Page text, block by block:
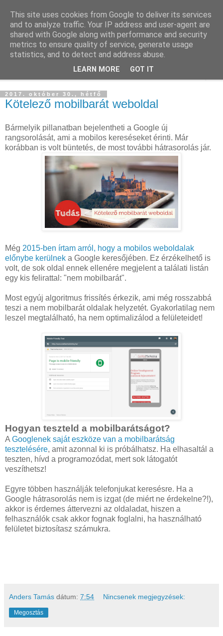
Szállás Marketing
Ingyenes marketing tudásforrás a turisztikai szakmának
2017. október 30., hétfő
Kötelező mobilbarát weboldal
Bármelyik pillanatban bejelentheti a Google új
rangsorolását, ami a mobilos kereséseket érinti. Már
korábban is volt büntetés, de most további hátrasorolás jár.
Még 2015-ben írtam arról, hogy a mobilos weboldalak
előnybe kerülnek a Google keresőjében. Ez érzékelhető is
volt, de sok oldal ennek ellenére megjelent a találati listán
egy kis felirattal: "nem mobilbarát".
Most egyúj algoritmus frissítés érkezik, ami még rosszabbá
teszi a nem mobilbarát oldalak helyzetét. Gyakorlatilag nem
leszel megtalálható, ha nem optimalizálod a felületeidet!
Hogyan teszteld a mobilbarátságot?
A Googlenek saját eszköze van a mobilbarátság
tesztelésére, amit azonnal ki is próbálhatsz. Ha elhasaltál a
teszten, hívd a programozódat, mert sok látogatót
veszíthetsz!
Egyre többen használják telefonjukat keresésre. Ha a
Google hátrasorolás nem is izgat (de miért ne érdekelne?!),
akkor is érdemes áttervezni az oldaladat, hiszen a
felhasználók csak akkor fognak foglalni, ha használható
felületet biztosítasz számukra.
Anders Tamás dátum: 7:54 Nincsenek megjegyzések:
Megosztás
This site uses cookies from Google to deliver its services
and to analyze traffic. Your IP address and user-agent are
shared with Google along with performance and security
metrics to ensure quality of service, generate usage
statistics, and to detect and address abuse.
LEARN MORE GOT IT